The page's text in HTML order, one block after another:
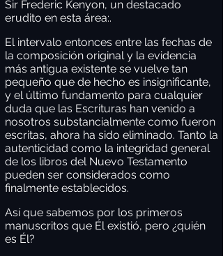
Sir Frederic Kenyon, un destacado
erudito en esta área:.
El intervalo entonces entre las fechas de
la composición original y la evidencia
más antigua existente se vuelve tan
pequeño que de hecho es insignificante,
y el último fundamento para cualquier
duda que las Escrituras han venido a
nosotros substancialmente como fueron
escritas, ahora ha sido eliminado. Tanto la
autenticidad como la integridad general
de los libros del Nuevo Testamento
pueden ser considerados como
finalmente establecidos.
Así que sabemos por los primeros
manuscritos que Él existió, pero ¿quién
es Él?